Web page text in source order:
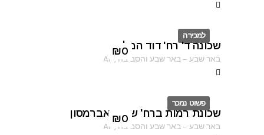
למכירה
ID
₪0
שכונה ד' רח' דוד המלך
באר שבע–באר שבע והסביבה ,
AF
פשוט נמכר
ID
₪0
שכונת רמות ברח' שרגא אברמסון
באר שבע–באר שבע והסביבה ,
AF